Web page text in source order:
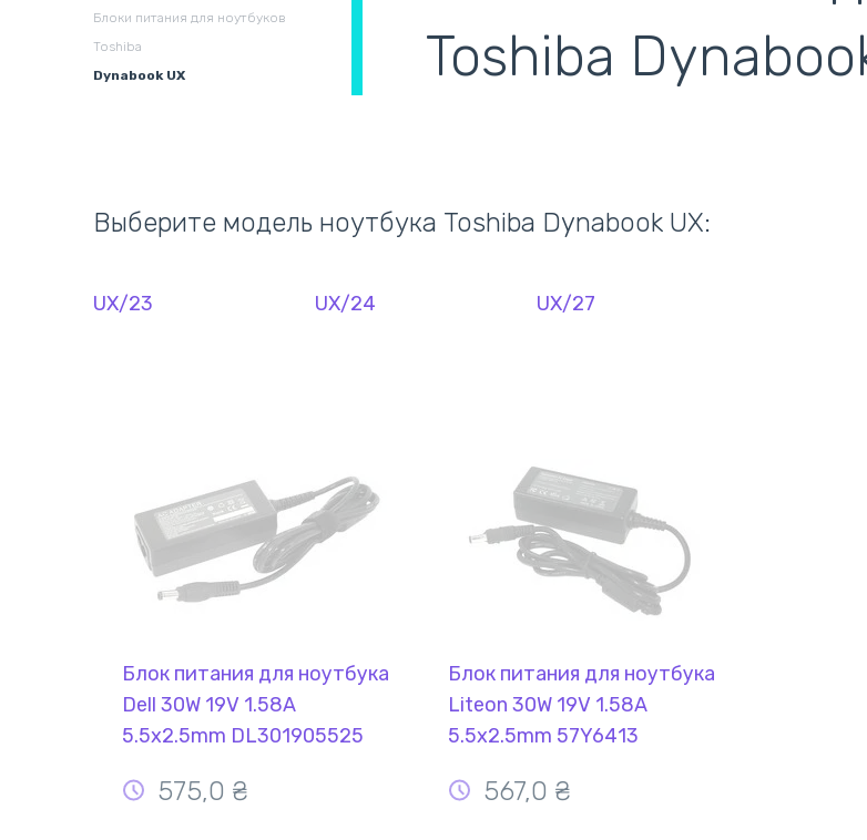
охлаждения в сборе
Блоки питания для ноутбуков
Toshiba
Dynabook UX
Toshiba
Выберите модель ноутбука Toshiba Dynabook UX:
UX/23 UX/24 UX/27
Блок питания для ноутбука
Dell 30W 19V 1.58A
5.5x2.5mm DL301905525
575,0 ₴
Блок питания для ноутбука
Liteon 30W 19V 1.58A
5.5x2.5mm 57Y6413
567,0 ₴